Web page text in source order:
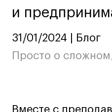
Все программы
Онлайн-программы
и
31/01/2024 | Блог
Просто о сложном
Вместе с